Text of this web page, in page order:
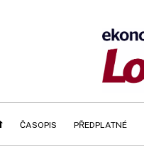
ČASOPIS PŘEDPLATNÉ